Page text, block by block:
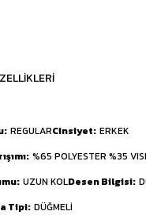
REGULARCinsiyet ERKEK
%65 POLYESTER %35
UZUN KOLDesen Bilgisi
Tipi DÜĞMELİ